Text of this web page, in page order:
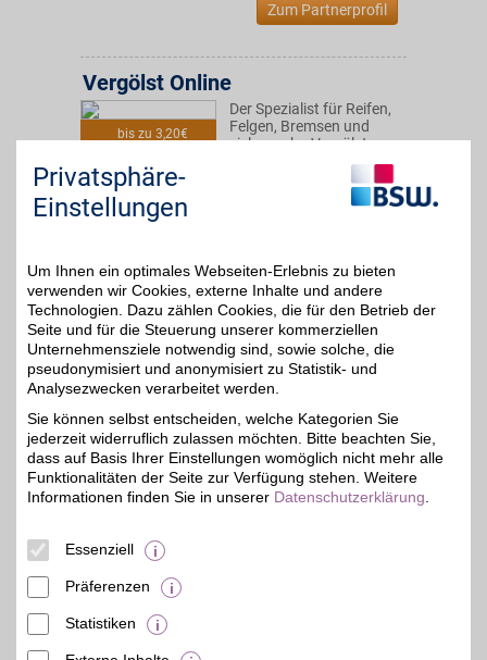
Zum Partnerprofil
bis zu 3,20€
Vergölst Online
Der Spezialist für Reifen,
Felgen, Bremsen und
vieles mehr. Vergölst
steht seinen Kunden mit
perfektem Service und
umfangreicher Leistung
Zum Partnerprofil
bis zu 9%
AUTODOC
Autoersatzteile sowie
Zubehör bestellen und
von zahlreichen
Produkten
verschiedenster Hersteller
und Marken profitieren.
Privatsphäre-
Einstellungen
Um Ihnen ein optimales Webseiten-Erlebnis zu bieten
verwenden wir Cookies, externe Inhalte und andere
Technologien. Dazu zählen Cookies, die für den Betrieb der
Seite und für die Steuerung unserer kommerziellen
Unternehmensziele notwendig sind, sowie solche, die
pseudonymisiert und anonymisiert zu Statistik- und
Analysezwecken verarbeitet werden.
Sie können selbst entscheiden, welche Kategorien Sie
jederzeit widerruflich zulassen möchten. Bitte beachten Sie,
dass auf Basis Ihrer Einstellungen womöglich nicht mehr alle
Funktionalitäten der Seite zur Verfügung stehen. Weitere
Informationen finden Sie in unserer Datenschutzerklärung
Essenziell
Präferenzen
Statistiken